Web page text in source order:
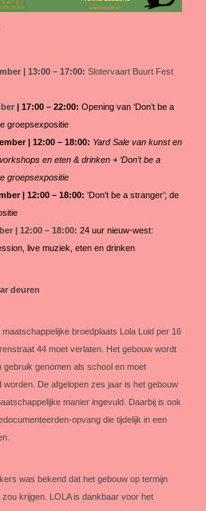
| 13:00 – 17:00: Slotervaart Buurt Fest
| 17:00 – 22:00: Opening van ‘Don’t be a
groepsexpositie
| 12:00 – 18:00: Yard Sale van kunst en
en eten & drinken + ‘Don’t be a
groepsexpositie
| 12:00 – 18:00: ‘Don’t be a stranger’; de
| 12:00 – 18:00: 24 uur nieuw-west:
live muziek, eten en drinken
deuren
broedplaats Lola Luid per 16
44 moet verlaten. Het gebouw wordt
genomen als school en moet
De afgelopen zes jaar is het gebouw
manier ingevuld. Daarbij is ook
opvang die tijdelijk in een
was bekend dat het gebouw op termijn
krijgen. LOLA is dankbaar voor het